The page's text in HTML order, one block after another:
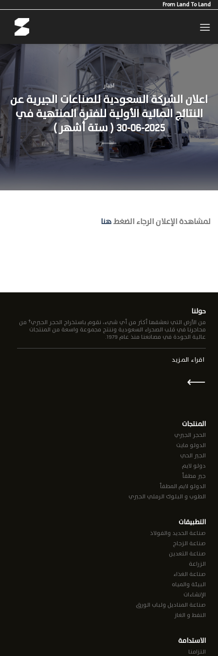
Skip
content
From Land To Land
اخبار
اعلان الشركة السعودية للصناعات الجيرية عن
النتائج المالية الأولية للفترة المنتهية في
2025-06-30 ( ستة أشهر )
لمشاهدة الإعلان الرجاء الضغطهنا
حولنا
من الأرض التي نعشقها أكثر من أي شيء، نقوم باستخراج الحجر الجيري† من
محاجرنا في قلب الصحراء السعودية وننتج مجموعة واسعة من المنتجات
عالية الجودة في مصانعنا منذ عام 1979.
اقراء المزيد
⟵
المنتجات
الحجر الجيري
الدولو مايت
الجير الحي
دولو لايم
جير مطفأ
الدولو لايم المطفأ
الطوب و البلوك الرملي الجيري
التطبيقات
صناعة الحديد والفولاذ
صناعة الزجاج
صناعة التعدين
الزراعة
صناعة الغذاء
البيئة والمياه
الإنشاءات
صناعة المناديل ولباب الورق
النفط و الغاز
الاستدامة
التزامنا